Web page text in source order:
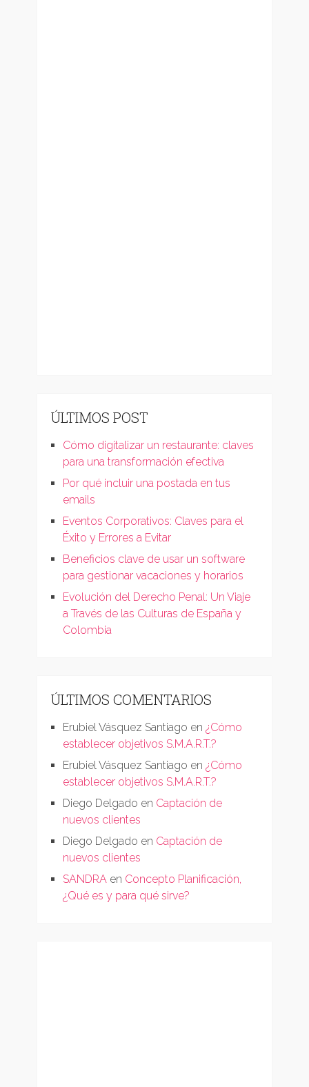
ÚLTIMOS POST
Cómo digitalizar un restaurante: claves
para una transformación efectiva
Por qué incluir una postada en tus
emails
Eventos Corporativos: Claves para el
Éxito y Errores a Evitar
Beneficios clave de usar un software
para gestionar vacaciones y horarios
Evolución del Derecho Penal: Un Viaje
a Través de las Culturas de España y
Colombia
ÚLTIMOS COMENTARIOS
Erubiel Vásquez Santiago en ¿Cómo
establecer objetivos S.M.A.R.T.?
Erubiel Vásquez Santiago en ¿Cómo
establecer objetivos S.M.A.R.T.?
Diego Delgado en Captación de
nuevos clientes
Diego Delgado en Captación de
nuevos clientes
SANDRAen Concepto Planificación,
¿Qué es y para qué sirve?